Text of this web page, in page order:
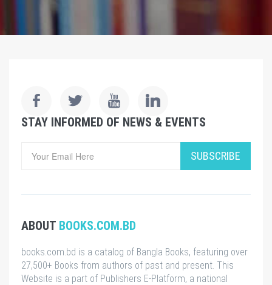
STAY INFORMED OF NEWS & EVENTS
SUBSCRIBE
ABOUT BOOKS.COM.BD
books.com.bd is a catalog of Bangla Books, featuring over
27,500+ Books from authors of past and present. This
Website is a part of Publishers E-Platform, a national